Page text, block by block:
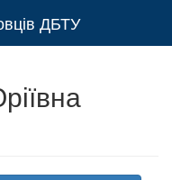
ДБТУ